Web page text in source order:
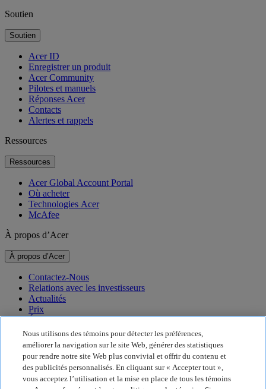
Soutien
Soutien
Acer ID
Enregistrer un produit
Acer Community
Pilotes et manuels
Réponses Acer
Contacts
Alertes et rappels
Ressources
Ressources
Acer Global Account Portal
Où acheter
Technologies Acer
McAfee
À propos d’Acer
À propos d’Acer
Contactez-Nous
Relations avec les investisseurs
Actualités
Prix
Événements
Durabilité
Durabilité
Responsabilité sociale de l’entreprise
Nous utilisons des témoins pour détecter les préférences,
améliorer la navigation sur le site Web, générer des statistiques
pour rendre notre site Web plus convivial et offrir du contenu et
des publicités personnalisés. En cliquant sur « Accepter tout »,
vous acceptez l’utilisation et la mise en place de tous les témoins